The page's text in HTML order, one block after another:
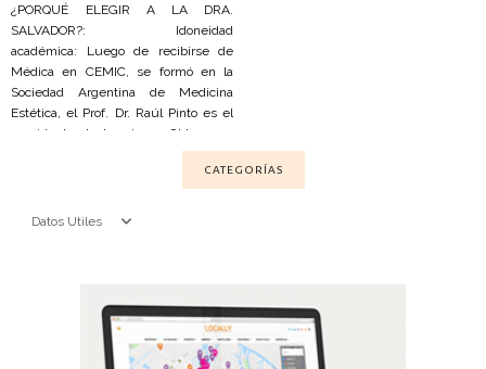
¿PORQUÉ ELEGIR A LA DRA.
SALVADOR?: Idoneidad
académica: Luego de recibirse de
Médica en CEMIC, se formó en la
Sociedad Argentina de Medicina
Estética, el Prof. Dr. Raúl Pinto es el
presidente de la misma. Obtuvo su
Diplomatura Internacional en
Medicina Estética de Francia a través
tratamientos se realizan con
CATEGORÍAS
Datos Utiles